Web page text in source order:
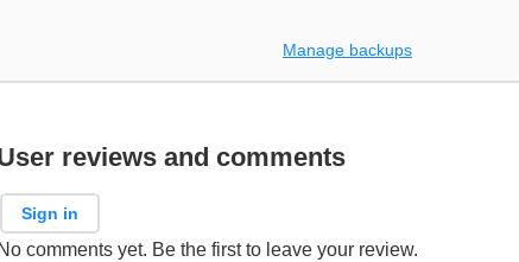
Manage backups
reviews and comments
Sign in
No comments yet. Be the first to leave your review.